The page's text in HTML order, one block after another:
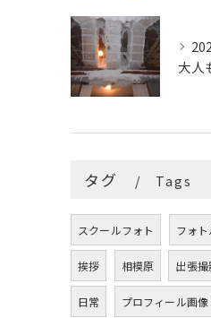
大人
タグ Tags
スクールフォト フォ
挨拶 相模原 出張撮
日常 プロフィール画像